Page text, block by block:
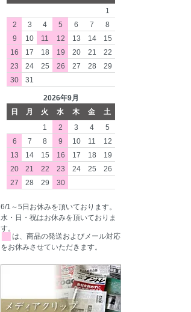
1
2
3 4 5 6 7
8
9
10 11 12 13 14
15
16
17 18 19 20 21
22
23
24 25 26 27 28
29
30
31
2026年9月
日
月 火 水 木 金
土
1
2 3 4
5
6
7 8 9 10 11
12
13
14 15 16 17 18
19
20
21 22 23 24 25
26
27
28 29 30
6/1～5日お休みを頂いております。
水・日・祝はお休みを頂いておりま
す。
■は、商品の発送およびメール対応
をお休みさせていただきます。